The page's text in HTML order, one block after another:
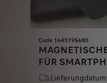
Code 1643195680
FÜR
Lieferungdatum: